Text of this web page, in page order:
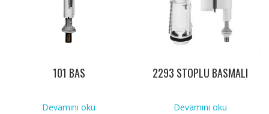
101 BAS
Devamını oku
2293 STOPLU BASMALI
Devamını oku